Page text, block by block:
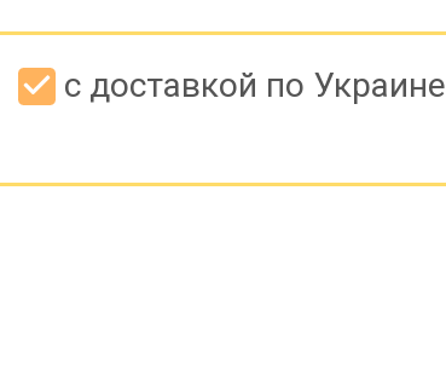
с доставкой по Украине